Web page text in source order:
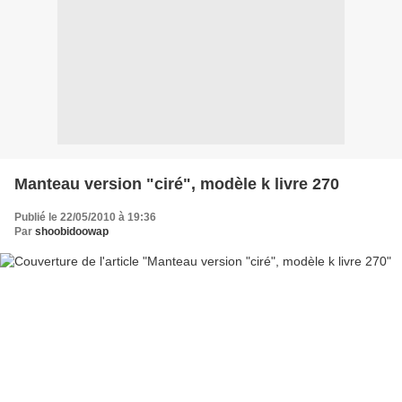
Manteau version "ciré", modèle k livre 270
Publié le 22/05/2010 à 19:36
Par shoobidoowap